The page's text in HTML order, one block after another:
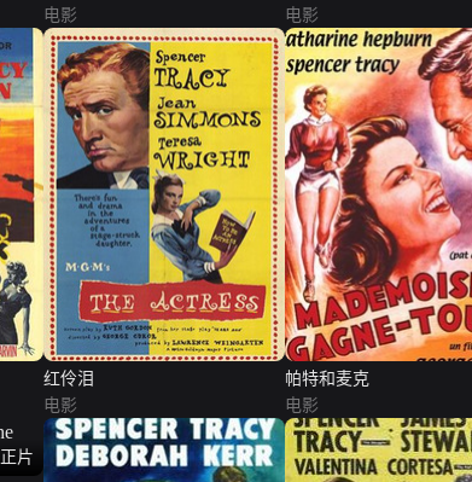
电影
电影
红伶泪
电影
帕特和麦克
电影
正片